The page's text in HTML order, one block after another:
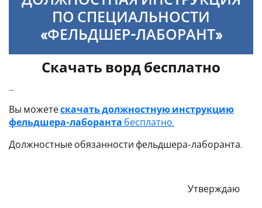
ПО СПЕЦИАЛЬНОСТИ
«ФЕЛЬДШЕР-ЛАБОРАНТ»
Скачать ворд бесплатно
Вы можетескачать должностную инструкцию
фельдшера-лаборанта бесплатно.
Должностные обязанности фельдшера-лаборанта.
Утверждаю